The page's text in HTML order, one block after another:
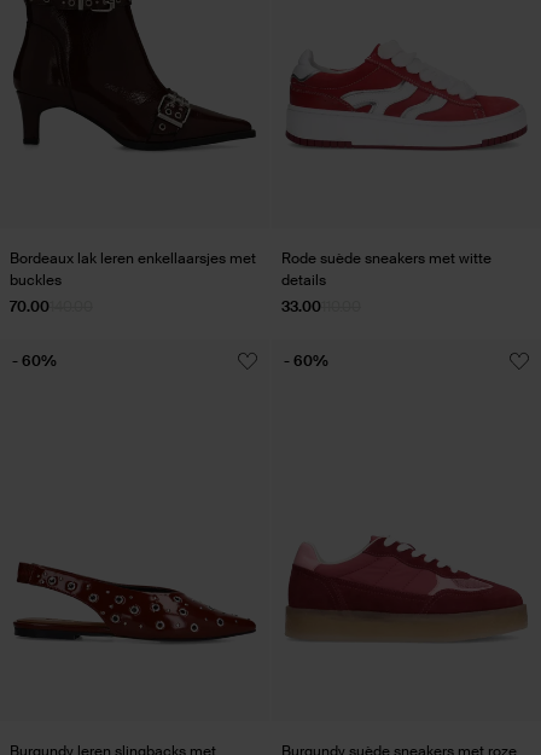
Bordeaux lak leren enkellaarsjes met
buckles
70.00
Rode suède sneakers met witte
details
33.00
Burgundy leren slingbacks met
- 60%
Burgundy suède sneakers met roze
- 60%